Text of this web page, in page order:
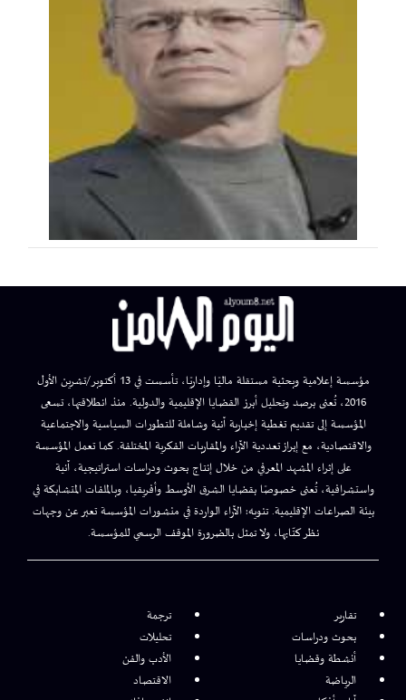
مؤسسة إعلامية وبحثية مستقلة ماليًا وإداريًا، تأسست في 13 أكتوبر/تشرين الأول
2016، تُعنى برصد وتحليل أبرز القضايا الإقليمية والدولية. منذ انطلاقتها، تسعى
المؤسسة إلى تقديم تغطية إخبارية آنية وشاملة للتطورات السياسية والاجتماعية
والاقتصادية، مع إبراز تعددية الآراء والمقاربات الفكرية المختلفة. كما تعمل المؤسسة
على إثراء المشهد المعرفي من خلال إنتاج بحوث ودراسات استراتيجية، آنية
واستشرافية، تُعنى خصوصًا بقضايا الشرق الأوسط وأفريقيا، وبالملفات المتشابكة في
بيئة الصراعات الإقليمية. تنويه: الآراء الواردة في منشورات المؤسسة تعبر عن وجهات
نظر كتّابها، ولا تمثل بالضرورة الموقف الرسمي للمؤسسة.
تقارير
ترجمة
بحوث ودراسات
تحليلات
أنشطة وقضايا
الأدب والفن
الرياضة
الاقتصاد